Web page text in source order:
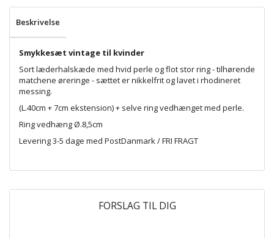
Beskrivelse
Smykkesæt vintage til kvinder
Sort læderhalskæde med hvid perle og flot stor ring - tilhørende
matchene øreringe - sættet er nikkelfrit og lavet i rhodineret
messing.
(L.40cm + 7cm ekstension) + selve ring vedhænget med perle.
Ring vedhæng Ø.8,5cm
Levering 3-5 dage med PostDanmark / FRI FRAGT
FORSLAG TIL DIG